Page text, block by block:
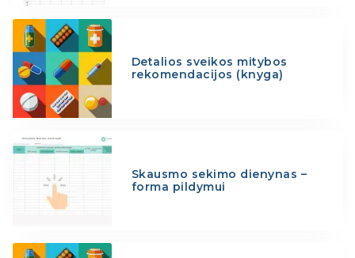
Detalios sveikos mitybos
rekomendacijos (knyga)
Skausmo sekimo dienynas –
forma pildymui